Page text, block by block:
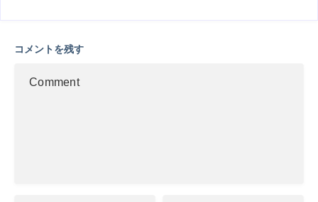
コメントを残す